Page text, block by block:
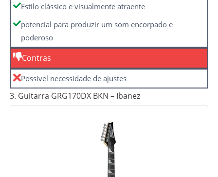
Estilo clássico e visualmente atraente
potencial para produzir um som encorpado e
poderoso
Contras
Possível necessidade de ajustes
3. Guitarra GRG170DX BKN – Ibanez